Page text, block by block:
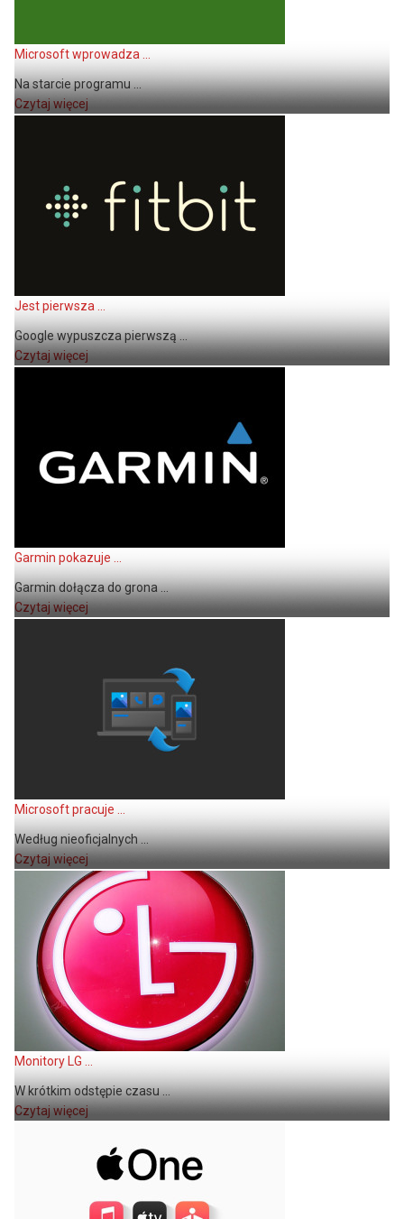
Microsoft wprowadza ...
Na starcie programu ...
Czytaj więcej
Jest pierwsza ...
Google wypuszcza pierwszą ...
Czytaj więcej
Garmin pokazuje ...
Garmin dołącza do grona ...
Czytaj więcej
Microsoft pracuje ...
Według nieoficjalnych ...
Czytaj więcej
Monitory LG ...
W krótkim odstępie czasu ...
Czytaj więcej